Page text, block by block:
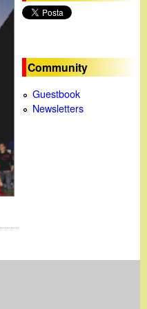
Community
Guestbook
Newsletters